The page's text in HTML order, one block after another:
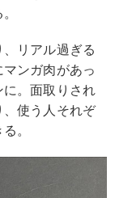
リアル過ぎる
ンガ肉があっ
。面取りされ
使う人それぞ
。